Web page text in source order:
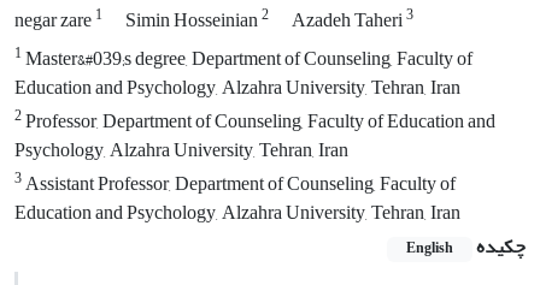
negar zare1 Simin Hosseinian2 Azadeh Taheri3
1Master&#039;s degree, Department of Counseling, Faculty of
Education and Psychology, Alzahra University, Tehran, Iran
2Professor, Department of Counseling, Faculty of Education and
Psychology, Alzahra University, Tehran, Iran
3Assistant Professor, Department of Counseling, Faculty of
Education and Psychology, Alzahra University, Tehran, Iran
چکیده
English